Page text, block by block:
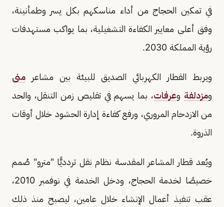
في تمكين الحجاج من أداء مناسكهم بكل يسر وطمأنينة،
وفق أعلى معايير الكفاءة التشغيلية، بما يواكب مستهدفات
رؤية المملكة 2030.
ويربط القطار الكهربائي الصديق للبيئة بين مشاعر منى
ومزدلفة وعرفات، بما يسهم في تقليص زمن التنقل، والحد
من الازدحام المروري، ورفع كفاءة إدارة الحشود خلال أوقات
الذروة.
ويُعد قطار المشاعر المقدسة نظام نقل تردديًّا "مترو" صُمم
خصيصًا لخدمة الحجاج، ودخل الخدمة في نوفمبر 2010،
عقب تنفيذ أعمال الإنشاء خلال عامين، ليصبح منذ ذلك